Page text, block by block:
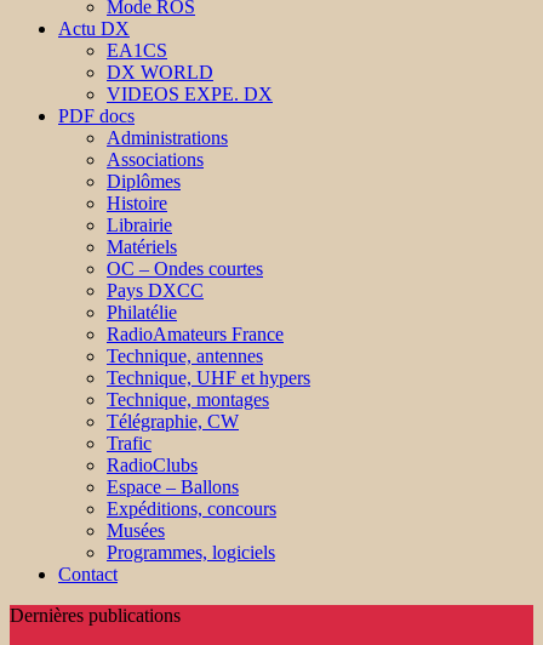
Mode ROS
Actu DX
EA1CS
DX WORLD
VIDEOS EXPE. DX
PDF docs
Administrations
Associations
Diplômes
Histoire
Librairie
Matériels
OC – Ondes courtes
Pays DXCC
Philatélie
RadioAmateurs France
Technique, antennes
Technique, UHF et hypers
Technique, montages
Télégraphie, CW
Trafic
RadioClubs
Espace – Ballons
Expéditions, concours
Musées
Programmes, logiciels
Contact
Dernières publications